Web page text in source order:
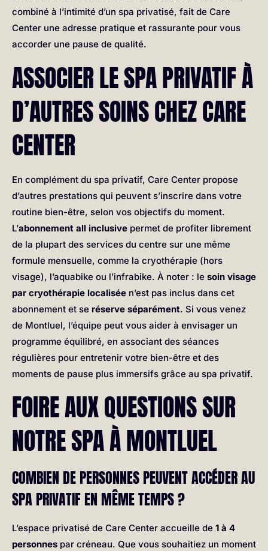
combiné à l’intimité d’un spa privatisé, fait de Care
Center une adresse pratique et rassurante pour vous
accorder une pause de qualité.
ASSOCIER LE SPA PRIVATIF À
D’AUTRES SOINS CHEZ CARE
CENTER
En complément du spa privatif, Care Center propose
d’autres prestations qui peuvent s’inscrire dans votre
routine bien-être, selon vos objectifs du moment.
L’abonnement all inclusive permet de profiter librement
de la plupart des services du centre sur une même
formule mensuelle, comme la cryothérapie (hors
visage), l’aquabike ou l’infrabike. À noter : le soin visage
par cryothérapie localisée n’est pas inclus dans cet
abonnement et se réserve séparément. Si vous venez
de Montluel, l’équipe peut vous aider à envisager un
programme équilibré, en associant des séances
régulières pour entretenir votre bien-être et des
moments de pause plus immersifs grâce au spa privatif.
FOIRE AUX QUESTIONS SUR
NOTRE SPA À MONTLUEL
COMBIEN DE PERSONNES PEUVENT ACCÉDER AU
SPA PRIVATIF EN MÊME TEMPS ?
L’espace privatisé de Care Center accueille de 1 à 4
personnes par créneau. Que vous souhaitiez un moment